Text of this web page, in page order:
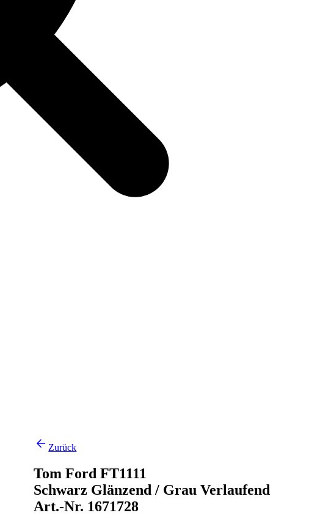
Zurück
Tom Ford FT1111
Schwarz Glänzend / Grau Verlaufend
Art.-Nr. 1671728